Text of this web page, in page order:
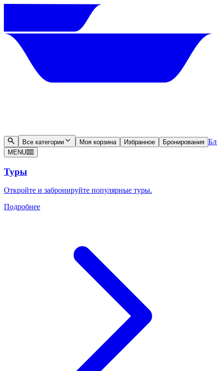
Все категории Моя корзина Избранное Бронирования
MENU
Туры
Откройте и забронируйте популярные туры.
Подробнее